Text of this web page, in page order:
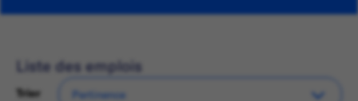
Liste des emplois
Trier